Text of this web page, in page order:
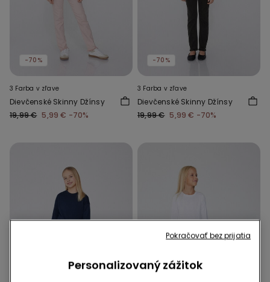
-70%
3 Farba v zľave
Dievčenské Skinny Džínsy
19,99 € 5,99 € -70%
-70%
3 Farba v zľave
Dievčenské Skinny Džínsy
19,99 € 5,99 € -70%
Personalizovaný zážitok
Pokračovať bez prijatia